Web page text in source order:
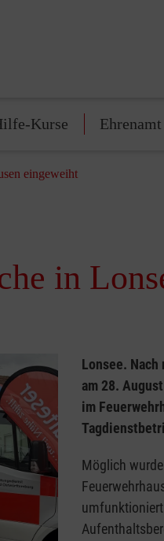
Kurse Ehrenamt
eingeweiht
in
Lonsee.
am 28.
im
Möglich